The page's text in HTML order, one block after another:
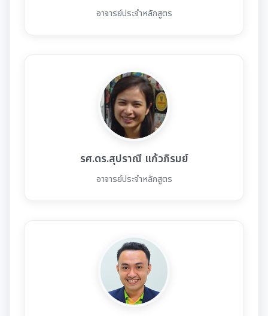
อาจารย์ประจำหลักสูตร
รศ.ดร.สุปราณี แก้วภิรมย์
อาจารย์ประจำหลักสูตร